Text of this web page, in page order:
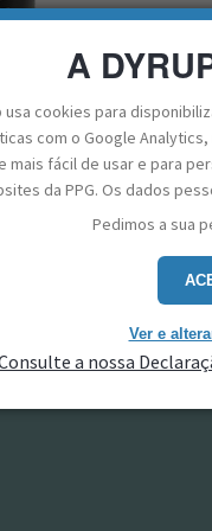
mate formulada com
aquosa, desenvolvida
cartonado. Garante
como primário e
A
usa cookies para
com o Google
mais fácil de usar e para
da PPG. Os dados
Pedimos a sua
Ver e
a nossa